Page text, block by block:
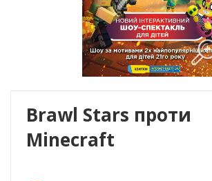
Brawl Stars проти
Minecraft